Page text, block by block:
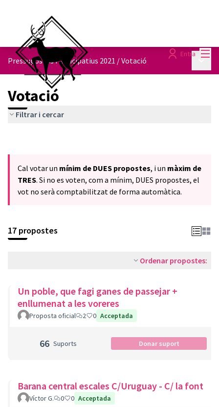
Entra
Pressupostos Participatius 2021 /Votació
Votació
Filtrar i cercar
Cal votar un mínim de DUES propostes, i un màxim de
TRES. Si no es voten, com a mínim, DUES propostes, el
vot no serà comptabilitzat de forma automàtica.
17 propostes
Ordenar propostes:
Un poble, que fagi ganes de passejar +
enllumenat a les voreres
Proposta oficial 2 0 Acceptada
66 Suports Donar suport
Barana central escales C/Uruguay - C/ la font
Víctor G. 0 0 Acceptada